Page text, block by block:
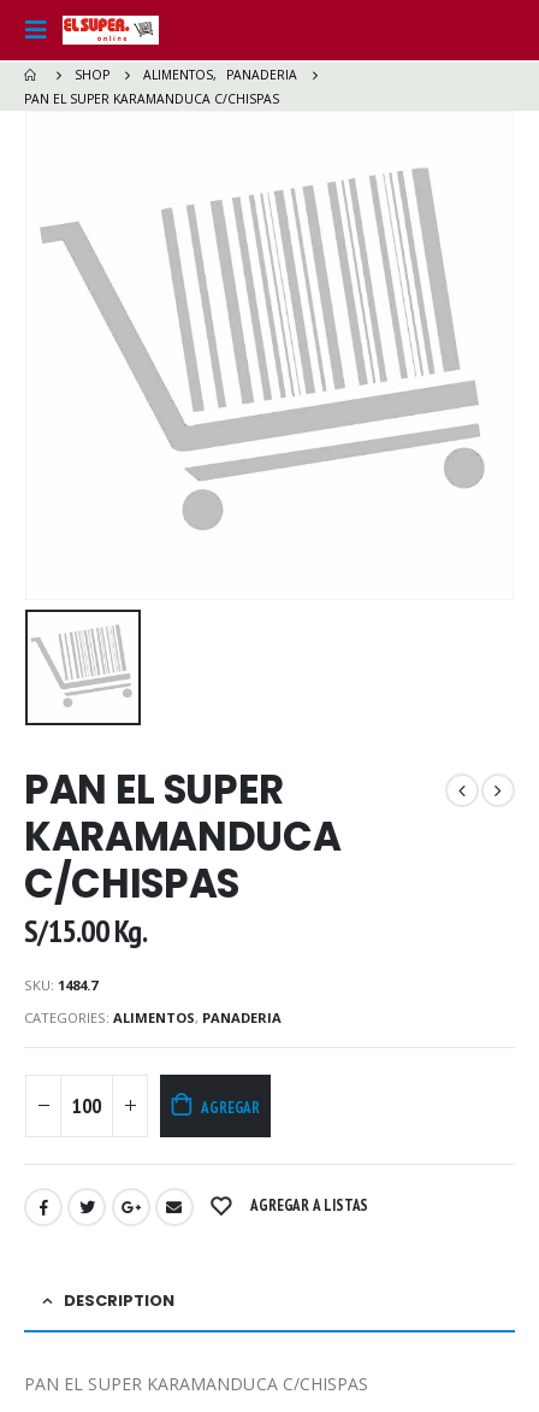
SHOP ALIMENTOS,
PANADERIA
PAN EL SUPER KARAMANDUCA C/CHISPAS
PAN EL SUPER
KARAMANDUCA
C/CHISPAS
S/15.00Kg.
SKU: 1484.7
CATEGORIES: ALIMENTOS, PANADERIA
AGREGAR
AGREGAR A LISTAS
DESCRIPTION
PAN EL SUPER KARAMANDUCA C/CHISPAS